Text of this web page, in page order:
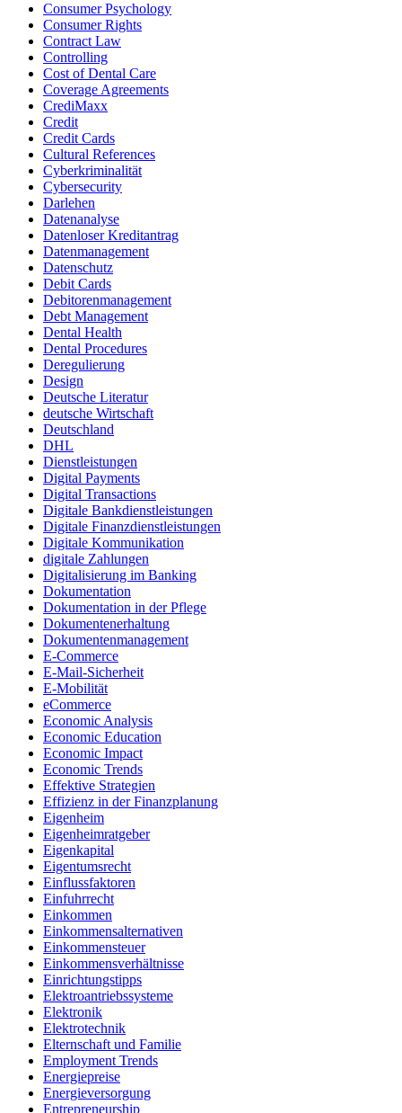
Consumer Psychology
Consumer Rights
Contract Law
Controlling
Cost of Dental Care
Coverage Agreements
CrediMaxx
Credit
Credit Cards
Cultural References
Cyberkriminalität
Cybersecurity
Darlehen
Datenanalyse
Datenloser Kreditantrag
Datenmanagement
Datenschutz
Debit Cards
Debitorenmanagement
Debt Management
Dental Health
Dental Procedures
Deregulierung
Design
Deutsche Literatur
deutsche Wirtschaft
Deutschland
DHL
Dienstleistungen
Digital Payments
Digital Transactions
Digitale Bankdienstleistungen
Digitale Finanzdienstleistungen
Digitale Kommunikation
digitale Zahlungen
Digitalisierung im Banking
Dokumentation
Dokumentation in der Pflege
Dokumentenerhaltung
Dokumentenmanagement
E-Commerce
E-Mail-Sicherheit
E-Mobilität
eCommerce
Economic Analysis
Economic Education
Economic Impact
Economic Trends
Effektive Strategien
Effizienz in der Finanzplanung
Eigenheim
Eigenheimratgeber
Eigenkapital
Eigentumsrecht
Einflussfaktoren
Einfuhrrecht
Einkommen
Einkommensalternativen
Einkommensteuer
Einkommensverhältnisse
Einrichtungstipps
Elektroantriebssysteme
Elektronik
Elektrotechnik
Elternschaft und Familie
Employment Trends
Energiepreise
Energieversorgung
Entrepreneurship